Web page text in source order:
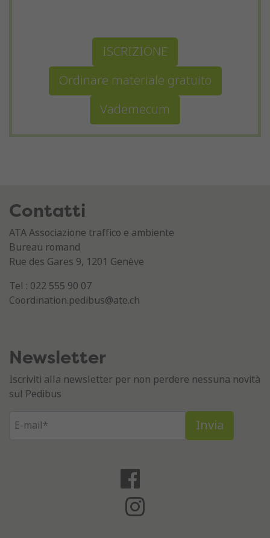
ISCRIZIONE
Ordinare materiale gratuito
Vademecum
Contatti
ATA Associazione traffico e ambiente
Bureau romand
Rue des Gares 9, 1201 Genève
Tel : 022 555 90 07
Coordination.pedibus@ate.ch
Newsletter
Iscriviti alla newsletter per non perdere nessuna novità
sul Pedibus